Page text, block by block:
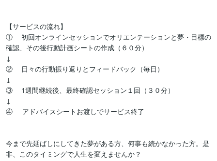
【サービスの流れ】
①	初回オンラインセッションでオリエンテーションと夢・目標の
確認、その後行動計画シートの作成（６０分）
↓
②	日々の行動振り返りとフィードバック（毎日）
↓
③	1週間継続後、最終確認セッション１回（３０分）
↓
④     アドバイスシートお渡しでサービス終了
今まで先延ばしにしてきた夢がある方、何事も続かなかった方。是
非、このタイミングで人生を変えませんか？